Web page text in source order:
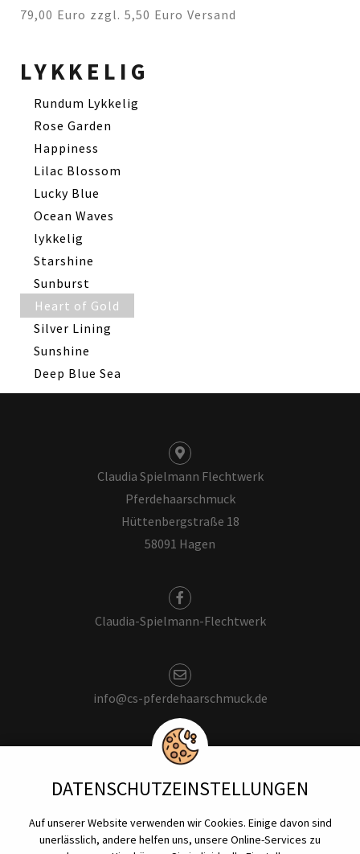
79,00 Euro zzgl. 5,50 Euro Versand
LYKKELIG
Rundum Lykkelig
Rose Garden
Happiness
Lilac Blossom
Lucky Blue
Ocean Waves
lykkelig
Starshine
Sunburst
Heart of Gold
Silver Lining
Sunshine
Deep Blue Sea
Claudia Spielmann Flechtwerk
Pferdehaarschmuck
Hüttenbergstraße 18
58091 Hagen
Claudia-Spielmann-Flechtwerk
info@cs-pferdehaarschmuck.de
Impressum
DATENSCHUTZ­EINSTELLUNGEN
Auf unserer Website verwenden wir Cookies. Einige davon sind
unerlässlich, andere helfen uns, unsere Online-Services zu